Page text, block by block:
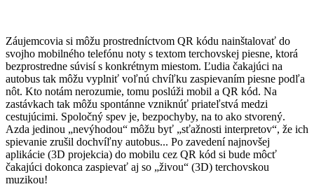
Záujemcovia si môžu prostredníctvom QR kódu nainštalovať do
svojho mobilného telefónu noty s textom terchovskej piesne, ktorá
bezprostredne súvisí s konkrétnym miestom. Ľudia čakajúci na
autobus tak môžu vyplniť voľnú chvíľku zaspievaním piesne podľa
nôt. Kto notám nerozumie, tomu poslúži mobil a QR kód. Na
zastávkach tak môžu spontánne vzniknúť priateľstvá medzi
cestujúcimi. Spoločný spev je, bezpochyby, na to ako stvorený.
Azda jedinou „nevýhodou“ môžu byť „sťažnosti interpretov“, že ich
spievanie zrušil dochvíľny autobus... Po zavedení najnovšej
aplikácie (3D projekcia) do mobilu cez QR kód si bude môcť
čakajúci dokonca zaspievať aj so „živou“ (3D) terchovskou
muzikou!